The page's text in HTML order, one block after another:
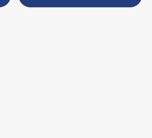
miel et citron >